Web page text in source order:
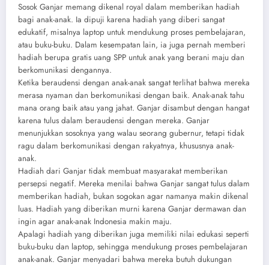
Sosok Ganjar memang dikenal royal dalam memberikan hadiah
bagi anak-anak. Ia dipuji karena hadiah yang diberi sangat
edukatif, misalnya laptop untuk mendukung proses pembelajaran,
atau buku-buku. Dalam kesempatan lain, ia juga pernah memberi
hadiah berupa gratis uang SPP untuk anak yang berani maju dan
berkomunikasi dengannya.
Ketika beraudensi dengan anak-anak sangat terlihat bahwa mereka
merasa nyaman dan berkomunikasi dengan baik. Anak-anak tahu
mana orang baik atau yang jahat. Ganjar disambut dengan hangat
karena tulus dalam beraudensi dengan mereka. Ganjar
menunjukkan sosoknya yang walau seorang gubernur, tetapi tidak
ragu dalam berkomunikasi dengan rakyatnya, khususnya anak-
anak.
Hadiah dari Ganjar tidak membuat masyarakat memberikan
persepsi negatif. Mereka menilai bahwa Ganjar sangat tulus dalam
memberikan hadiah, bukan sogokan agar namanya makin dikenal
luas. Hadiah yang diberikan murni karena Ganjar dermawan dan
ingin agar anak-anak Indonesia makin maju.
Apalagi hadiah yang diberikan juga memiliki nilai edukasi seperti
buku-buku dan laptop, sehingga mendukung proses pembelajaran
anak-anak. Ganjar menyadari bahwa mereka butuh dukungan